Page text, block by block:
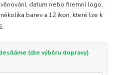
datum nebo firemní logo.
barev a 12 ikon, které lze k
(dle výběru dopravy)